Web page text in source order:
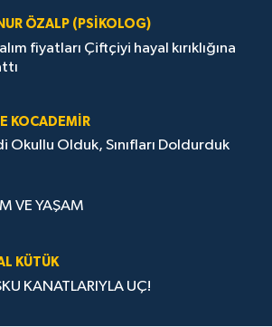
ÖZALP (PSIKOLOG)
fiyatları Çiftçiyi hayal kırıklığına
KOCADEMİR
Okullu Olduk, Sınıfları Doldurduk
VE YAŞAM
KÜTÜK
KANATLARIYLA UÇ!